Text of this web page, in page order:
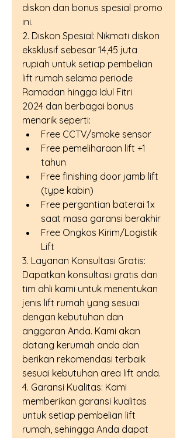
diskon dan bonus spesial promo
ini.
2. Diskon Spesial: Nikmati diskon
eksklusif sebesar 14,45 juta
rupiah untuk setiap pembelian
lift rumah selama periode
Ramadan hingga Idul Fitri
2024 dan berbagai bonus
menarik seperti:
Free CCTV/smoke sensor
Free pemeliharaan lift +1
tahun
Free finishing door jamb lift
(type kabin)
Free pergantian baterai 1x
saat masa garansi berakhir
Free Ongkos Kirim/Logistik
Lift
3. Layanan Konsultasi Gratis:
Dapatkan konsultasi gratis dari
tim ahli kami untuk menentukan
jenis lift rumah yang sesuai
dengan kebutuhan dan
anggaran Anda. Kami akan
datang kerumah anda dan
berikan rekomendasi terbaik
sesuai kebutuhan area lift anda.
4. Garansi Kualitas: Kami
memberikan garansi kualitas
untuk setiap pembelian lift
rumah, sehingga Anda dapat